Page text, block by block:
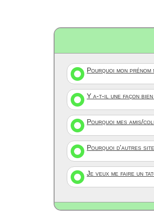
Pourquoi mon
Y a-t-il une façon
Pourquoi mes amis/
Pourquoi d'autres
Je veux me faire un